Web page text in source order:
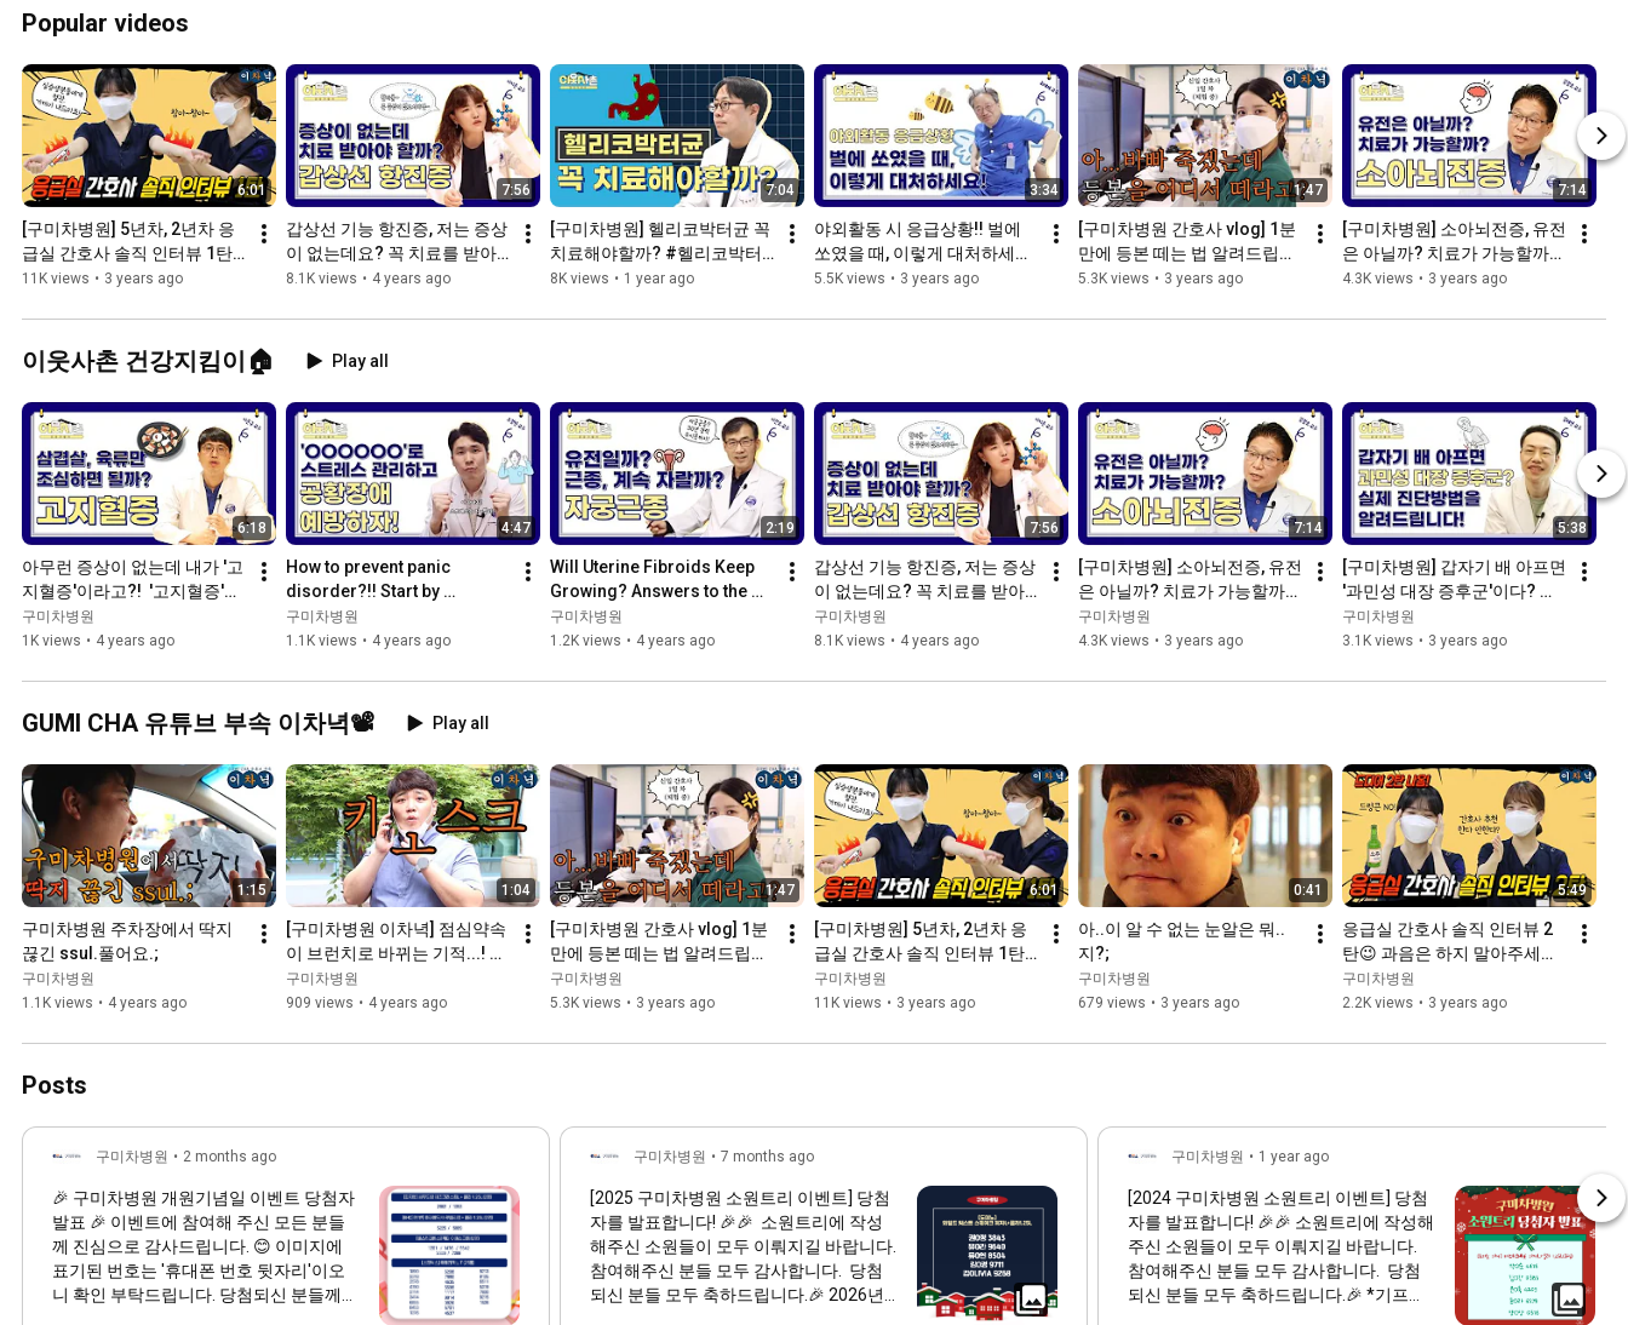
Gastroenterology,
Gumi Cha...
Popular videos
6:01
[구미차병원] 5년차, 2년차 응
급실 간호사 솔직 인터뷰 1탄
😉
11K views • 3 years ago
7:56
갑상선 기능 항진증, 저는 증상
이 없는데요? 꼭 치료를 받아
야 할까요?
8.1K views • 4 years ago
7:04
[구미차병원] 헬리코박터균 꼭
치료해야할까? #헬리코박터
균
8K views • 1 year ago
3:34
야외활동 시 응급상황!! 벌에
쏘였을 때, 이렇게 대처하세요
🐝🐍🕷️(위..잉..)_응급의학과
5.5K views • 3 years ago
1:47
[구미차병원 간호사 vlog] 1분
만에 등본 떼는 법 알려드립니
다! (구미차병원에서....)
5.3K views • 3 years ago
7:14
[구미차병원] 소아뇌전증, 유전
은 아닐까? 치료가 가능할까?
_소아청소년과 김정호 교수
4.3K views • 3 years ago
이웃사촌 건강지킴이🏠 Play all
6:18
아무런 증상이 없는데 내가 '고
지혈증'이라고?!  '고지혈증'에
대해 자세히 알아보자!
구미차병원
1K views • 4 years ago
4:47
How to prevent panic
disorder?!! Start by
managing stress with 'OOO
OOO'!
구미차병원
1.1K views • 4 years ago
2:19
Will Uterine Fibroids Keep
Growing? Answers to the
Top 4 Frequently Asked
Questions!
구미차병원
1.2K views • 4 years ago
7:56
갑상선 기능 항진증, 저는 증상
이 없는데요? 꼭 치료를 받아
야 할까요?
구미차병원
8.1K views • 4 years ago
7:14
[구미차병원] 소아뇌전증, 유전
은 아닐까? 치료가 가능할까?
_소아청소년과 김정호 교수
구미차병원
4.3K views • 3 years ago
5:38
[구미차병원] 갑자기 배 아프면
'과민성 대장 증후군'이다? 🧐
실제 진단방법을 알려드립니
다!_소화기내과 김태연 교수
구미차병원
3.1K views • 3 years ago
GUMI CHA 유튜브 부속 이차녁📽 Play all
1:15
구미차병원 주차장에서 딱지
끊긴 ssul.풀어요.;
구미차병원
1.1K views • 4 years ago
1:04
[구미차병원 이차녁] 점심약속
이 브런치로 바뀌는 기적...! 굼
차에서 OOOO이용하자!
구미차병원
909 views • 4 years ago
1:47
[구미차병원 간호사 vlog] 1분
만에 등본 떼는 법 알려드립니
다! (구미차병원에서....)
구미차병원
5.3K views • 3 years ago
6:01
[구미차병원] 5년차, 2년차 응
급실 간호사 솔직 인터뷰 1탄
😉
구미차병원
11K views • 3 years ago
0:41
아..이 알 수 없는 눈알은 뭐..
지?;
구미차병원
679 views • 3 years ago
5:49
응급실 간호사 솔직 인터뷰 2
탄😉 과음은 하지 말아주세요!
Plz....
구미차병원
2.2K views • 3 years ago
Posts
구미차병원 • 2 months ago
🎉 구미차병원 개원기념일 이벤트 당첨자
발표 🎉 이벤트에 참여해 주신 모든 분들
께 진심으로 감사드립니다. 😊 이미지에
표기된 번호는 '휴대폰 번호 뒷자리'이오
니 확인 부탁드립니다. 당첨되신 분들께는
구미차병원 • 7 months ago
[2025 구미차병원 소원트리 이벤트] 당첨
자를 발표합니다! 🎉🎉 소원트리에 작성
해주신 소원들이 모두 이뤄지길 바랍니다.
참여해주신 분들 모두 감사합니다. 당첨
되신 분들 모두 축하드립니다.🎉 2026년
구미차병원 • 1 year ago
[2024 구미차병원 소원트리 이벤트] 당첨
자를 발표합니다! 🎉🎉 소원트리에 작성해
주신 소원들이 모두 이뤄지길 바랍니다.
참여해주신 분들 모두 감사합니다. 당첨
되신 분들 모두 축하드립니다.🎉 *기프티